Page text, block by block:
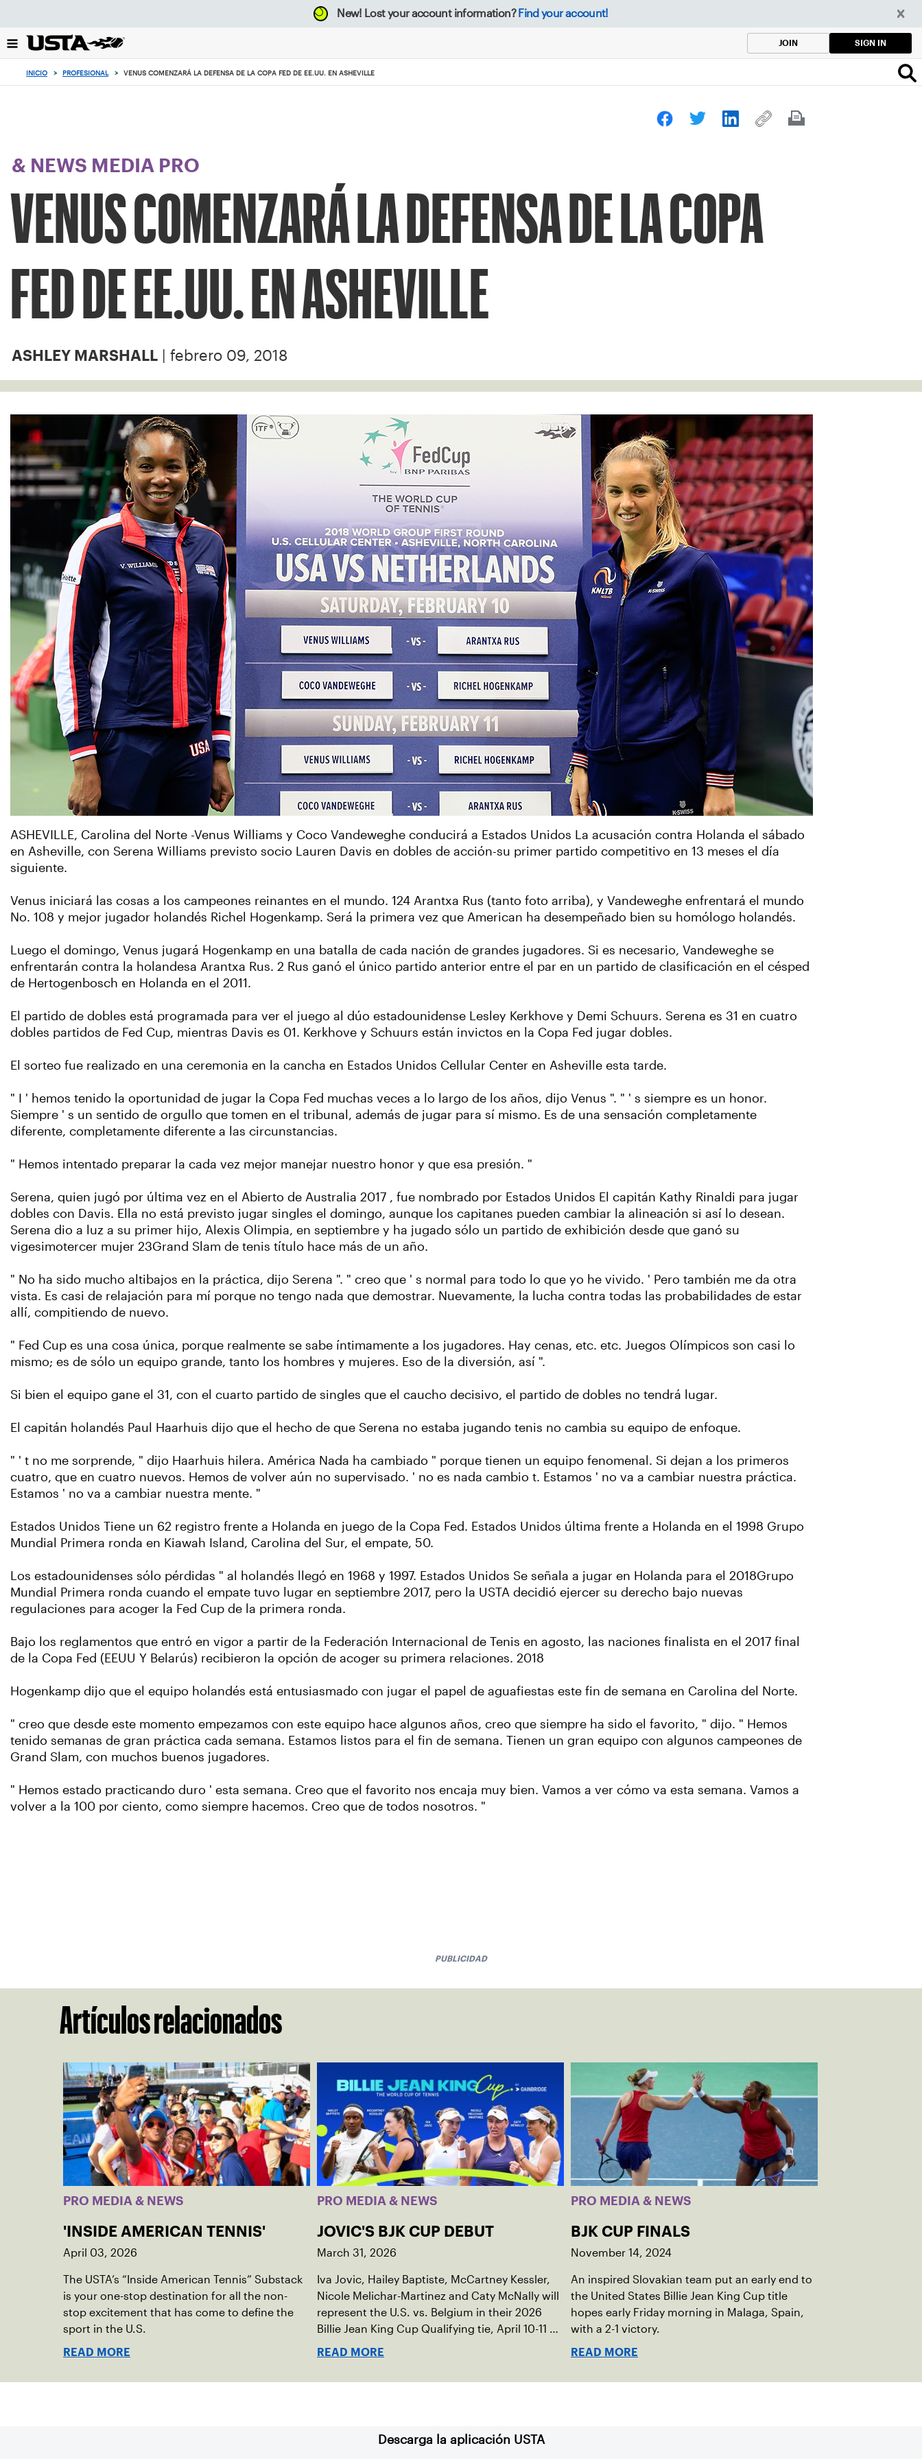
el
botón
New! Lost your account information? Find your account!
JOIN SIGN IN
INICIO > PROFESIONAL > VENUS COMENZARÁ LA DEFENSA DE LA COPA FED DE EE.UU. EN ASHEVILLE
& NEWS MEDIA PRO
VENUS COMENZARÁ LA DEFENSA DE LA COPA
FED DE EE.UU. EN ASHEVILLE
ASHLEY MARSHALL | febrero 09, 2018
ASHEVILLE, Carolina del Norte -Venus Williams y Coco Vandeweghe conducirá a Estados Unidos La acusación contra Holanda el sábado
en Asheville, con Serena Williams previsto socio Lauren Davis en dobles de acción-su primer partido competitivo en 13 meses el día
siguiente.
Venus iniciará las cosas a los campeones reinantes en el mundo. 124 Arantxa Rus (tanto foto arriba), y Vandeweghe enfrentará el mundo
No. 108 y mejor jugador holandés Richel Hogenkamp. Será la primera vez que American ha desempeñado bien su homólogo holandés.
Luego el domingo, Venus jugará Hogenkamp en una batalla de cada nación de grandes jugadores. Si es necesario, Vandeweghe se
enfrentarán contra la holandesa Arantxa Rus. 2 Rus ganó el único partido anterior entre el par en un partido de clasificación en el césped
de Hertogenbosch en Holanda en el 2011.
El partido de dobles está programada para ver el juego al dúo estadounidense Lesley Kerkhove y Demi Schuurs. Serena es 31 en cuatro
dobles partidos de Fed Cup, mientras Davis es 01. Kerkhove y Schuurs están invictos en la Copa Fed jugar dobles.
El sorteo fue realizado en una ceremonia en la cancha en Estados Unidos Cellular Center en Asheville esta tarde.
" I ' hemos tenido la oportunidad de jugar la Copa Fed muchas veces a lo largo de los años, dijo Venus ". " ' s siempre es un honor.
Siempre ' s un sentido de orgullo que tomen en el tribunal, además de jugar para sí mismo. Es de una sensación completamente
diferente, completamente diferente a las circunstancias.
" Hemos intentado preparar la cada vez mejor manejar nuestro honor y que esa presión. "
Serena, quien jugó por última vez en el Abierto de Australia 2017 , fue nombrado por Estados Unidos El capitán Kathy Rinaldi para jugar
dobles con Davis. Ella no está previsto jugar singles el domingo, aunque los capitanes pueden cambiar la alineación si así lo desean.
Serena dio a luz a su primer hijo, Alexis Olimpia, en septiembre y ha jugado sólo un partido de exhibición desde que ganó su
vigesimotercer mujer 23Grand Slam de tenis título hace más de un año.
" No ha sido mucho altibajos en la práctica, dijo Serena ". " creo que ' s normal para todo lo que yo he vivido. ' Pero también me da otra
vista. Es casi de relajación para mí porque no tengo nada que demostrar. Nuevamente, la lucha contra todas las probabilidades de estar
allí, compitiendo de nuevo.
" Fed Cup es una cosa única, porque realmente se sabe íntimamente a los jugadores. Hay cenas, etc. etc. Juegos Olímpicos son casi lo
mismo; es de sólo un equipo grande, tanto los hombres y mujeres. Eso de la diversión, así ".
Si bien el equipo gane el 31, con el cuarto partido de singles que el caucho decisivo, el partido de dobles no tendrá lugar.
El capitán holandés Paul Haarhuis dijo que el hecho de que Serena no estaba jugando tenis no cambia su equipo de enfoque.
" ' t no me sorprende, " dijo Haarhuis hilera. América Nada ha cambiado " porque tienen un equipo fenomenal. Si dejan a los primeros
cuatro, que en cuatro nuevos. Hemos de volver aún no supervisado. ' no es nada cambio t. Estamos ' no va a cambiar nuestra práctica.
Estamos ' no va a cambiar nuestra mente. "
Estados Unidos Tiene un 62 registro frente a Holanda en juego de la Copa Fed. Estados Unidos última frente a Holanda en el 1998 Grupo
Mundial Primera ronda en Kiawah Island, Carolina del Sur, el empate, 50.
Los estadounidenses sólo pérdidas " al holandés llegó en 1968 y 1997. Estados Unidos Se señala a jugar en Holanda para el 2018Grupo
Mundial Primera ronda cuando el empate tuvo lugar en septiembre 2017, pero la USTA decidió ejercer su derecho bajo nuevas
regulaciones para acoger la Fed Cup de la primera ronda.
Bajo los reglamentos que entró en vigor a partir de la Federación Internacional de Tenis en agosto, las naciones finalista en el 2017 final
de la Copa Fed (EEUU Y Belarús) recibieron la opción de acoger su primera relaciones. 2018
Hogenkamp dijo que el equipo holandés está entusiasmado con jugar el papel de aguafiestas este fin de semana en Carolina del Norte.
" creo que desde este momento empezamos con este equipo hace algunos años, creo que siempre ha sido el favorito, " dijo. " Hemos
tenido semanas de gran práctica cada semana. Estamos listos para el fin de semana. Tienen un gran equipo con algunos campeones de
Grand Slam, con muchos buenos jugadores.
" Hemos estado practicando duro ' esta semana. Creo que el favorito nos encaja muy bien. Vamos a ver cómo va esta semana. Vamos a
volver a la 100 por ciento, como siempre hacemos. Creo que de todos nosotros. "
PUBLICIDAD
Artículos relacionados
PRO MEDIA & NEWS
'INSIDE AMERICAN TENNIS'
April 03, 2026
The USTA’s “Inside American Tennis” Substack
is your one-stop destination for all the non-
stop excitement that has come to define the
sport in the U.S.
READ MORE
PRO MEDIA & NEWS
JOVIC'S BJK CUP DEBUT
March 31, 2026
Iva Jovic, Hailey Baptiste, McCartney Kessler,
Nicole Melichar-Martinez and Caty McNally will
represent the U.S. vs. Belgium in their 2026
Billie Jean King Cup Qualifying tie, April 10-11 on
indoor red clay in Ostend, Belgium.
READ MORE
PRO MEDIA & NEWS
BJK CUP FINALS
November 14, 2024
An inspired Slovakian team put an early end to
the United States Billie Jean King Cup title
hopes early Friday morning in Malaga, Spain,
with a 2-1 victory.
READ MORE
Descarga la aplicación USTA